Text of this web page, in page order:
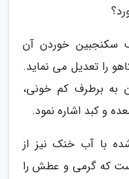
سکنجبین خوردن آن
را تعدیل می نماید.
به برطرف کم خونی،
و کبد اشاره نمود.
با آب خنک نیز از
که گرمی و عطش را